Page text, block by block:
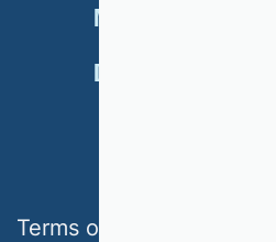
NEWSLETTER
DONATE
Terms of use